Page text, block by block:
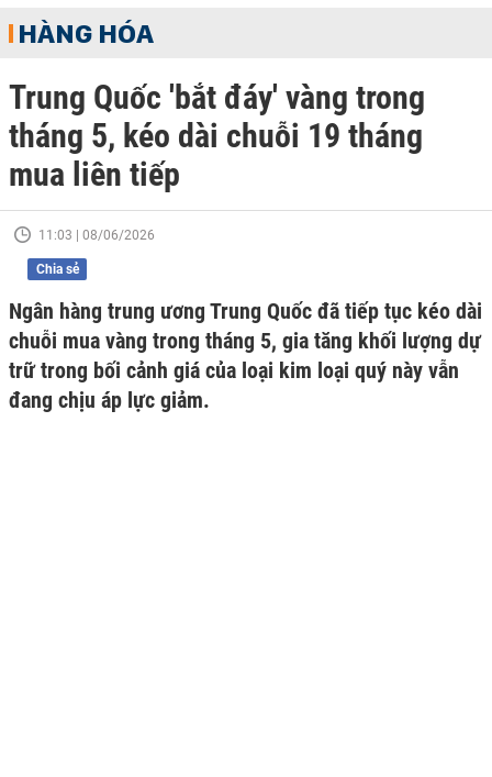
HÀNG HÓA
Trung Quốc 'bắt đáy' vàng trong
tháng 5, kéo dài chuỗi 19 tháng
mua liên tiếp
11:03 | 08/06/2026
Chia sẻ
Ngân hàng trung ương Trung Quốc đã tiếp tục kéo dài
chuỗi mua vàng trong tháng 5, gia tăng khối lượng dự
trữ trong bối cảnh giá của loại kim loại quý này vẫn
đang chịu áp lực giảm.